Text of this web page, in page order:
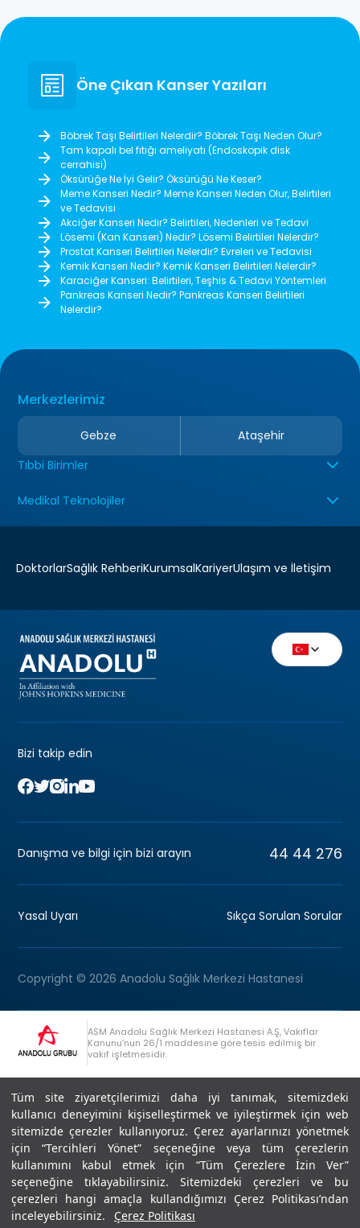
Tüm site ziyaretçilerimizi daha iyi tanımak, sitemizdeki
kullanıcı deneyimini kişiselleştirmek ve iyileştirmek için web
sitemizde çerezler kullanıyoruz. Çerez ayarlarınızı yönetmek
için “Tercihleri Yönet” seçeneğine veya tüm çerezlerin
kullanımını kabul etmek için “Tüm Çerezlere İzin Ver”
seçeneğine tıklayabilirsiniz. Sitemizdeki çerezleri ve bu
çerezleri hangi amaçla kullandığımızı Çerez Politikası’ndan
inceleyebilirsiniz.
Çerez Politikası
Öne Çıkan Kanser Yazıları
Böbrek Taşı Belirtileri Nelerdir? Böbrek Taşı Neden Olur?
Tam kapalı bel fıtığı ameliyatı (Endoskopik disk
cerrahisi)
Öksürüğe Ne İyi Gelir? Öksürüğü Ne Keser?
Meme Kanseri Nedir? Meme Kanseri Neden Olur, Belirtileri
ve Tedavisi
Akciğer Kanseri Nedir? Belirtileri, Nedenleri ve Tedavi
Lösemi (Kan Kanseri) Nedir? Lösemi Belirtileri Nelerdir?
Prostat Kanseri Belirtileri Nelerdir? Evreleri ve Tedavisi
Kemik Kanseri Nedir? Kemik Kanseri Belirtileri Nelerdir?
Karaciğer Kanseri: Belirtileri, Teşhis & Tedavi Yöntemleri
Pankreas Kanseri Nedir? Pankreas Kanseri Belirtileri
Nelerdir?
Merkezlerimiz
Gebze
Ataşehir
Tıbbi Birimler
Medikal Teknolojiler
DoktorlarSağlık RehberiKurumsalKariyerUlaşım ve İletişim
Bizi takip edin
Danışma ve bilgi için bizi arayın 44 44 276
Yasal Uyarı Sıkça Sorulan Sorular
Copyright © 2026 Anadolu Sağlık Merkezi Hastanesi
ASM Anadolu Sağlık Merkezi Hastanesi A.Ş, Vakıflar
Kanunu’nun 26/1 maddesine göre tesis edilmiş bir
vakıf işletmesidir.
Anadolu Grubu Danışma Hattı +90 (262) 678 54 00
Son Güncellenme: 07.07.2026
Editör : Didem Akçay Göktepe | 44 44 276